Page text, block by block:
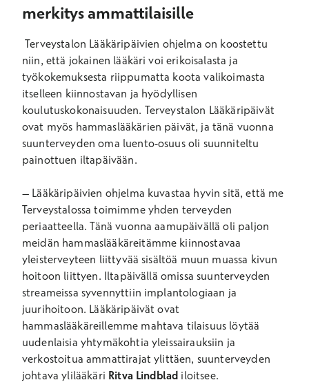
merkitys ammattilaisille
Terveystalon Lääkäripäivien ohjelma on koostettu
niin, että jokainen lääkäri voi erikoisalasta ja
työkokemuksesta riippumatta koota valikoimasta
itselleen kiinnostavan ja hyödyllisen
koulutuskokonaisuuden. Terveystalon Lääkäripäivät
ovat myös hammaslääkärien päivät, ja tänä vuonna
suunterveyden oma luento-osuus oli suunniteltu
painottuen iltapäivään.
– Lääkäripäivien ohjelma kuvastaa hyvin sitä, että me
Terveystalossa toimimme yhden terveyden
periaatteella. Tänä vuonna aamupäivällä oli paljon
meidän hammaslääkäreitämme kiinnostavaa
yleisterveyteen liittyvää sisältöä muun muassa kivun
hoitoon liittyen. Iltapäivällä omissa suunterveyden
streameissa syvennyttiin implantologiaan ja
juurihoitoon. Lääkäripäivät ovat
hammaslääkäreillemme mahtava tilaisuus löytää
uudenlaisia yhtymäkohtia yleissairauksiin ja
verkostoitua ammattirajat ylittäen, suunterveyden
johtava ylilääkäri Ritva Lindblad iloitsee.